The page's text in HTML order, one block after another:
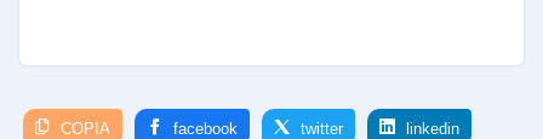
COPIA facebook twitter linkedin